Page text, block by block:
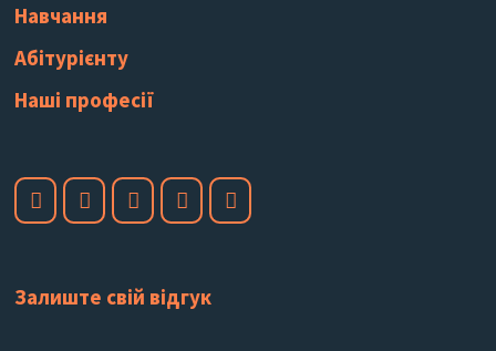
Навчання
Абітурієнту
Наші професії
Залиште свій відгук